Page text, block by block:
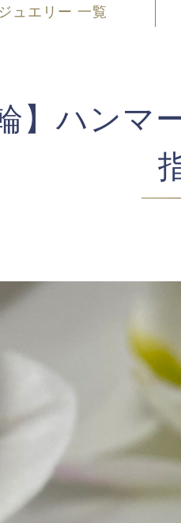
ジュエリー 一覧
】ハン